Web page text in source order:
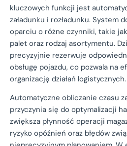
kluczowych funkcji jest
załadunku i rozładunku. System
oparciu o różne czynniki, takie
palet oraz rodzaj asortymentu.
precyzyjnie rezerwuje
obsługę pojazdu, co pozwala na
organizację działań logistycznych.
Automatyczne obliczanie czasu
przyczynia się do optymalizacji
zwiększa płynność operacji
ryzyko opóźnień oraz błędów